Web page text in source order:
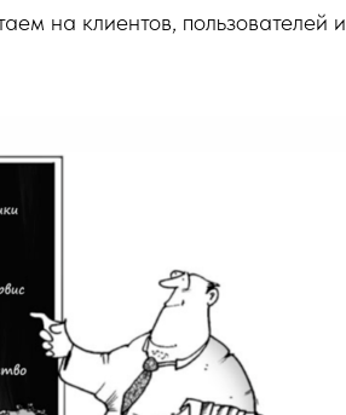
на клиентов, пользователей и